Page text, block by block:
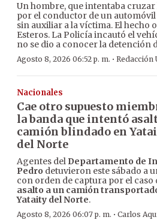
Un hombre, que intentaba
por el conductor de un automóvil
sin auxiliar a la víctima. El hecho
Esteros. La Policía incautó el
no se dio a conocer la detención
Agosto 8, 2026 06:52 p. m. · Redacción
Nacionales
Cae otro supuesto
la banda que intentó
camión blindado en
del Norte
Agentes del Departamento de
Pedro detuvieron este sábado a
con orden de captura por el
asalto a un camión
Yataity del Norte.
Agosto 8, 2026 06:07 p. m. · Carlos